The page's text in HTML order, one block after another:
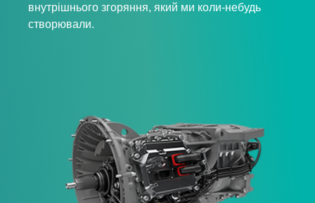
внутрішнього згоряння, який ми коли-небудь
створювали.